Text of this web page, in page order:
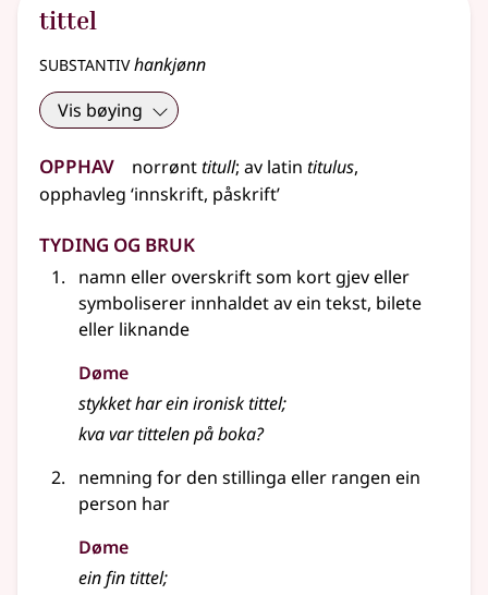
tittel
substantivhankjønn
Vis bøying
Opphav norrønttitull; av latin titulus,
opphavleg ‘innskrift, påskrift’
Tyding og bruk
namn elleroverskrift som kort gjeveller
symboliserer innhaldet av ein tekst, bilete
eller liknande
Døme
stykket har ein ironisk tittel;
kva var tittelen på boka?
nemning for den stillinga eller rangen ein
person har
Døme
ein fin tittel;